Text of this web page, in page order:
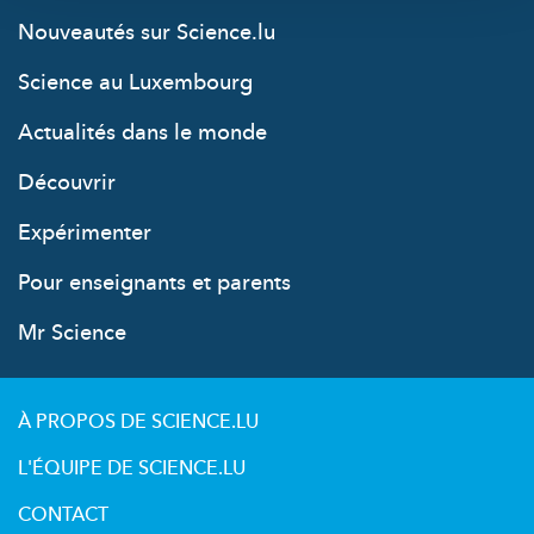
Nouveautés sur Science.lu
Science au Luxembourg
Actualités dans le monde
Découvrir
Expérimenter
Pour enseignants et parents
Mr Science
À PROPOS DE SCIENCE.LU
L'ÉQUIPE DE SCIENCE.LU
CONTACT